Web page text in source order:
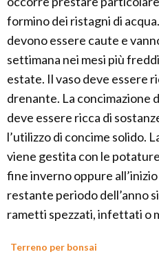
formino dei ristagni di
devono essere caute e
settimana nei mesi più
estate. Il vaso deve essere
drenante. La concimazione
deve essere ricca di
l’utilizzo di concime solido.
viene gestita con le
fine inverno oppure
restante periodo dell’anno
rametti spezzati, infettati o
Terreno per bonsai